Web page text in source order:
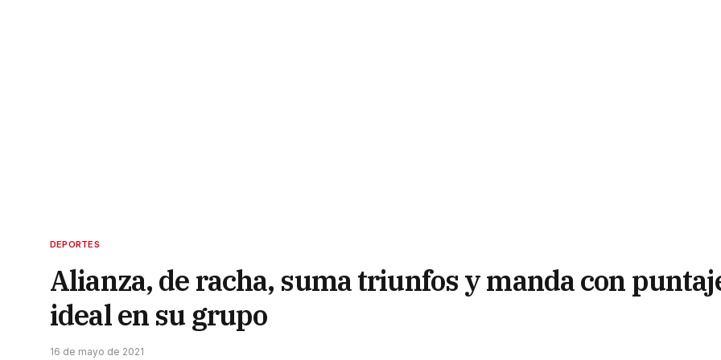
DEPORTES
Alianza, de racha, suma triunfos y manda con
ideal en su grupo
16 de mayo de 2021